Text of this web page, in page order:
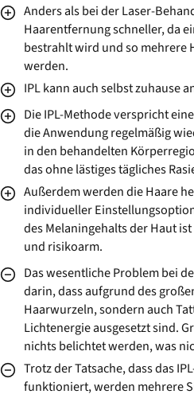
Anders als bei der Laser-
Haarentfernung schneller, da
bestrahlt wird und so mehrere
werden.
IPL kann auch selbst zuhause
Die IPL-Methode verspricht
die Anwendung regelmäßig
in den behandelten
das ohne lästiges tägliches
Außerdem werden die Haare
individueller
des Melaningehalts der Haut
und risikoarm.
Das wesentliche Problem bei
darin, dass aufgrund des
Haarwurzeln, sondern auch
Lichtenergie ausgesetzt sind.
nichts belichtet werden, was
Trotz der Tatsache, dass das
funktioniert, werden mehrere